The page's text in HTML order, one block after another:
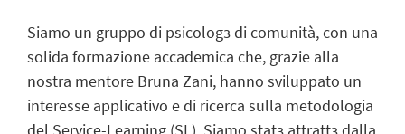
Siamo un gruppo di psicologɜdi comunità, con una
solida formazione accademica che, grazie alla
nostra mentore Bruna Zani, hanno sviluppato un
interesse applicativo e di ricerca sulla metodologia
del Service-Learning (SL). Siamo statɜ attrattɜdalla